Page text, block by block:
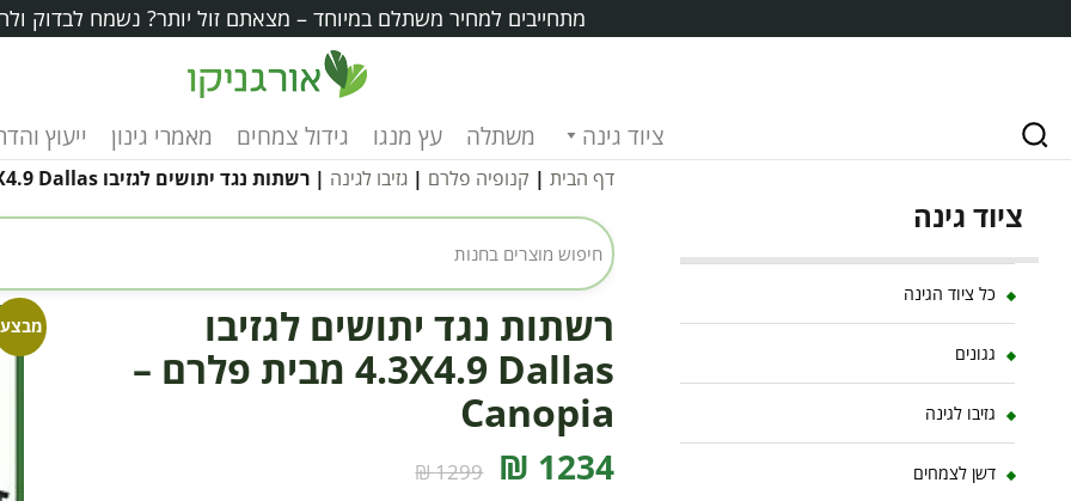
מתחייבים למחיר משתלם במיוחד – מצאתם זול יותר? נשמח לבדוק
ציוד גינה משתלה עץ מנגו גידול צמחים מאמרי גינון ייעוץ
דף הבית| קנופיה פלרם | גזיבו לגינה | רשתות נגד יתושים לגזיבו 4.3X4.9 Dallas מבית פלרם – Canopia
רשתות נגד יתושים לגזיבו
4.3X4.9 Dallas מבית פלרם –
Canopia
1234 ₪
1299 ₪
ציוד גינה
כל ציוד הגינה
גגונים
גזיבו לגינה
דשן לצמחים